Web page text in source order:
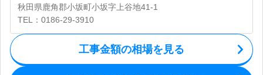
秋田県鹿角郡小坂町小坂字上谷地41-1
TEL：0186-29-3910
工事金額の相場を見る